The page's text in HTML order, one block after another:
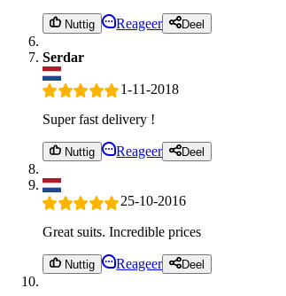
Nuttig Reageer Deel
Serdar
1-11-2018
Super fast delivery !
Nuttig Reageer Deel
25-10-2016
Great suits. Incredible prices
Nuttig Reageer Deel